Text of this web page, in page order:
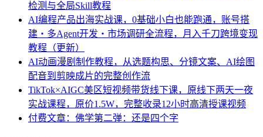
检测与全局Skill教程
AI编程产品出海实战课，0基础小白也能跑通，账号搭
建・多Agent开发・市场调研全流程，月入千刀跨境变现
教程（更新）
AI动画漫剧制作教程，从选题构思、分镜文案、AI绘图
配音到剪映成片的完整创作流
TikTok×AIGC美区短视频带货线下课，原线下两天一夜
实战课程，原价1.5W，完整收录12小时高清授课视频
付费文章：佛学第二弹：还是四个字